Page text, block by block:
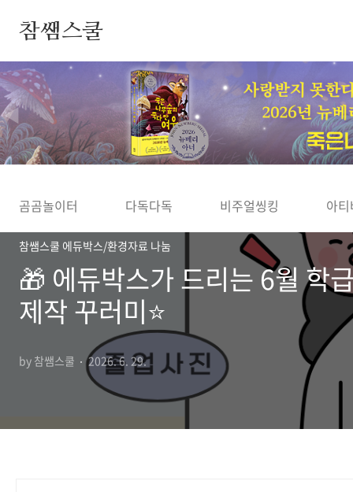
참쌤스쿨
◀
곰곰놀이터 다독다독 비주얼씽킹 아
참쌤스쿨 에듀박스/환경자료 나눔
🎁 에듀박스가 드리는 6월 학
제작 꾸러미⭐
by 참쌤스쿨 2026. 6. 29.